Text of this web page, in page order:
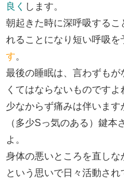
良く します。
朝起きた時に深呼吸するこ
れることになり短い呼吸を
す
最後の睡眠は、言わずも
くてはならないものですよ
少なからず痛みは伴いま
（多少Sっ気のある）鍵本
よ。
身体の悪いところを直し
という思いで日々活動され